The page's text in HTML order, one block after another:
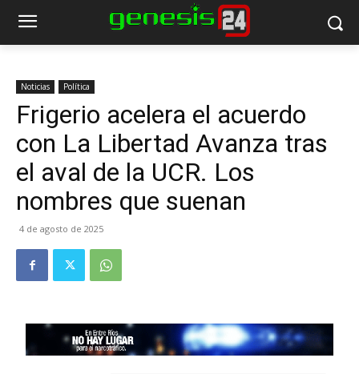
Noticias Política
Frigerio acelera el acuerdo
con La Libertad Avanza tras
el aval de la UCR. Los
nombres que suenan
4 de agosto de 2025